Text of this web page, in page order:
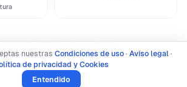
| |
de privacidad y Cookies
· Todos los derechos reservados
nuestras Condiciones de uso · Aviso legal ·
de privacidad y Cookies
Entendido